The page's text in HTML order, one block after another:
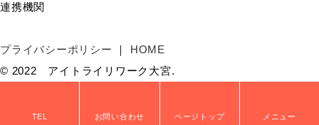
連携機関
プライバシーポリシー
HOME
© 2022 アイトライリワーク大宮.
TEL お問い合わせ ページトップ メニュー